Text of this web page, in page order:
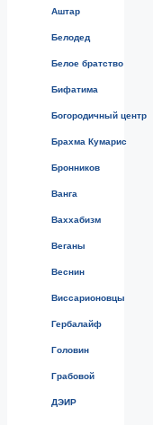
Аштар
Белодед
Белое братство
Бифатима
Богородичный центр
Брахма Кумарис
Бронников
Ванга
Ваххабизм
Веганы
Веснин
Виссарионовцы
Гербалайф
Головин
Грабовой
ДЭИР